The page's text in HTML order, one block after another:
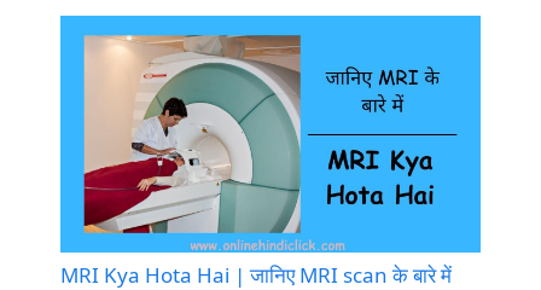
MRI Kya Hota Hai | जानिए MRI scan के बारे में